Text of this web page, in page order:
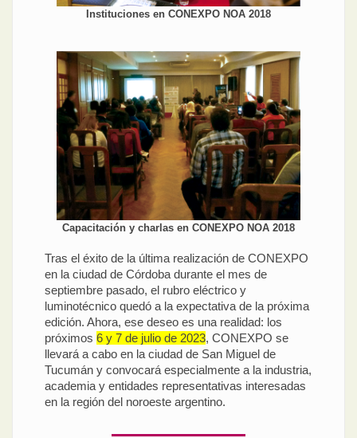
Instituciones en CONEXPO NOA 2018
Capacitación y charlas en CONEXPO NOA 2018
Tras el éxito de la última realización de CONEXPO
en la ciudad de Córdoba durante el mes de
septiembre pasado, el rubro eléctrico y
luminotécnico quedó a la expectativa de la próxima
edición. Ahora, ese deseo es una realidad: los
próximos 6 y 7 de julio de 2023, CONEXPO se
llevará a cabo en la ciudad de San Miguel de
Tucumán y convocará especialmente a la industria,
academia y entidades representativas interesadas
en la región del noroeste argentino.